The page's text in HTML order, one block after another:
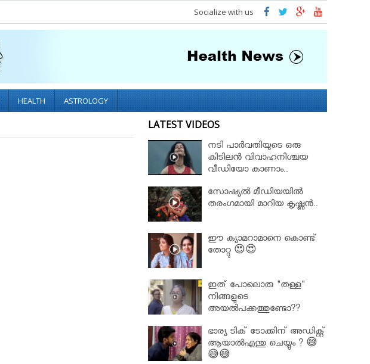
Socialize with us
HEALTH ASTROLOGY
LATEST VIDEOS
നടി പാർവതിയുടെ ഒരു
കിടിലൻ വിവാഹനിശ്ചയ
വീഡിയോ കാണാം..
സോഷ്യൽ മീഡിയയിൽ
തരംഗമായി മാറിയ കൃഷ്ണൻ..
ഈ ക്യാമറാമാനെ കൊണ്ട്
തോറ്റു 😍😍
ഇത് പോലൊരു "തള്ള"
നിങ്ങളുടെ
അയല്‍പക്കത്തുണ്ടോ??
ഭാര്യ ടിക് ടോക്കിന് അഡിക്റ്റ്
ആയാൽഎന്തു ചെയ്യും ? 😅
😅😅